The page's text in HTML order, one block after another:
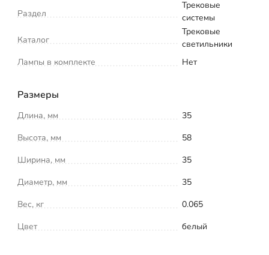
Раздел
Трековые
системы
Каталог
Трековые
светильники
Лампы в комплекте
Нет
Размеры
Длина, мм
35
Высота, мм
58
Ширина, мм
35
Диаметр, мм
35
Вес, кг
0.065
Цвет
белый